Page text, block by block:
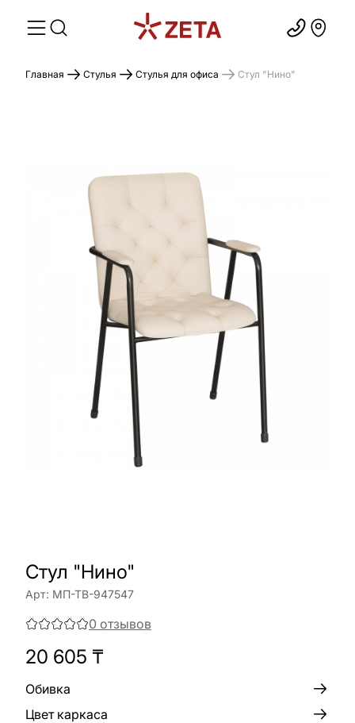
Главная Стулья Стулья для офиса Стул "Нино"
Стул "Нино"
Арт: МП-ТВ-947547
0 отзывов
20 605 ₸
Обивка
Цвет каркаса